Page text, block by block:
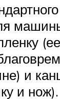
(ее
и
и